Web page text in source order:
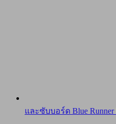
และซับบอร์ด Blue Runner